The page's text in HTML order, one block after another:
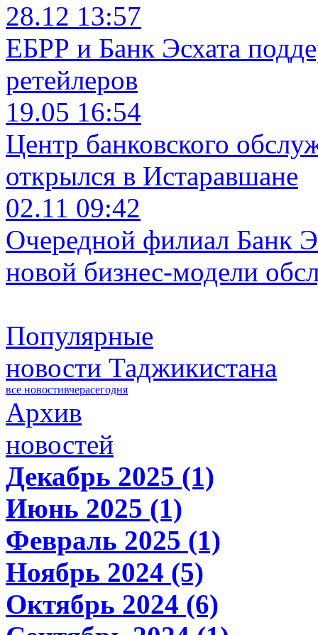
28.12 13:57
ЕБРР и Банк Эсхата
ретейлеров
19.05 16:54
Центр банковского
открылся в Истаравшане
02.11 09:42
Очередной филиал Банк
новой бизнес-модели
Популярные
новости Таджикистана
все новостивчерасегодня
Архив
новостей
Декабрь 2025 (1)
Июнь 2025 (1)
Февраль 2025 (1)
Ноябрь 2024 (5)
Октябрь 2024 (6)